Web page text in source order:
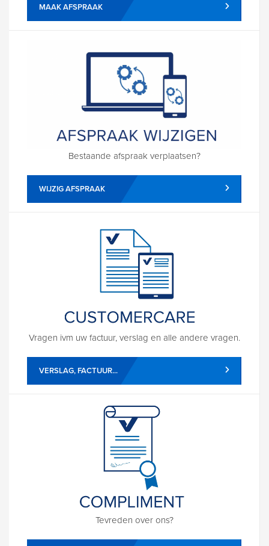
MAAK AFSPRAAK
Bestaande afspraak verplaatsen?
WIJZIG AFSPRAAK
Vragen ivm uw factuur, verslag en alle andere vragen.
VERSLAG, FACTUUR...
Tevreden over ons?